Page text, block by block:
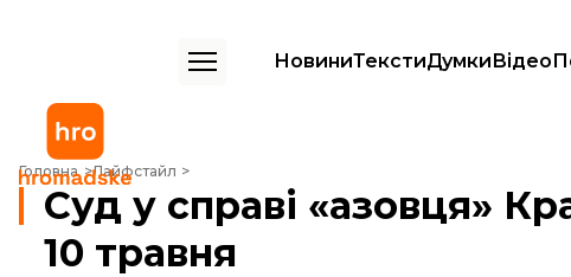
НовиниТекстиДумкиВідео
Головна Лайфстайл
Суд у справі «азовця» Краснова перенесли на 10 травня
Суд у справі «азовця»
10 травня